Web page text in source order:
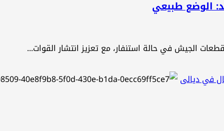
الوضع طبيعي
الجيش في حالة استنفار، مع تعزيز انتشار القوات...
في ديالى